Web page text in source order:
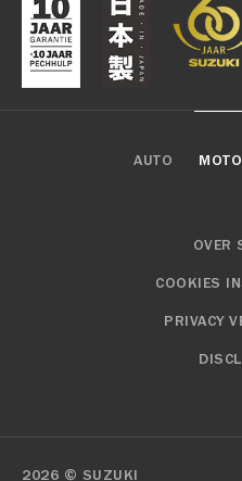
AUTO
OVER
COOKIES
PRIVACY
2026 © SUZUKI